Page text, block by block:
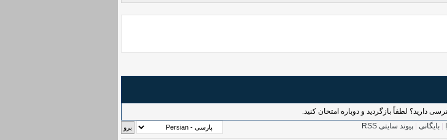
بایگانی پیوند سایتی RSS